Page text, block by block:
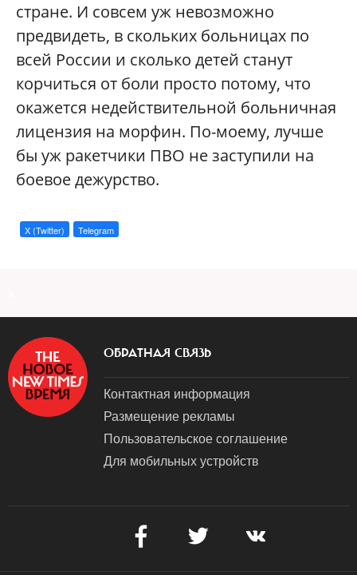
стране. И совсем уж невозможно
предвидеть, в скольких больницах по
всей России и сколько детей станут
корчиться от боли просто потому, что
окажется недействительной больничная
лицензия на морфин. По-моему, лучше
бы уж ракетчики ПВО не заступили на
боевое дежурство.
X (Twitter) Telegram
ОБРАТНАЯ СВЯЗЬ
Контактная информация
Размещение рекламы
Пользовательское соглашение
Для мобильных устройств